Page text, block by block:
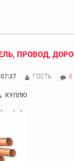
ПРОВОД,
ГОСТЬ 0
КУПЛЮ